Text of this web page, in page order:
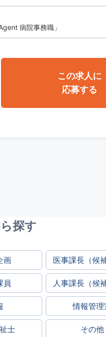
病院事務職」
この求人に
応募する
探す
画 医事課長（候
員 人事課長（候
情報管理
士 その他